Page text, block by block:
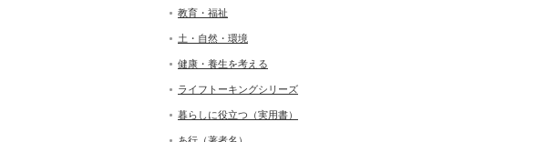
教育・福祉
土・自然・環境
健康・養生を考える
ライフトーキングシリーズ
暮らしに役立つ（実用書）